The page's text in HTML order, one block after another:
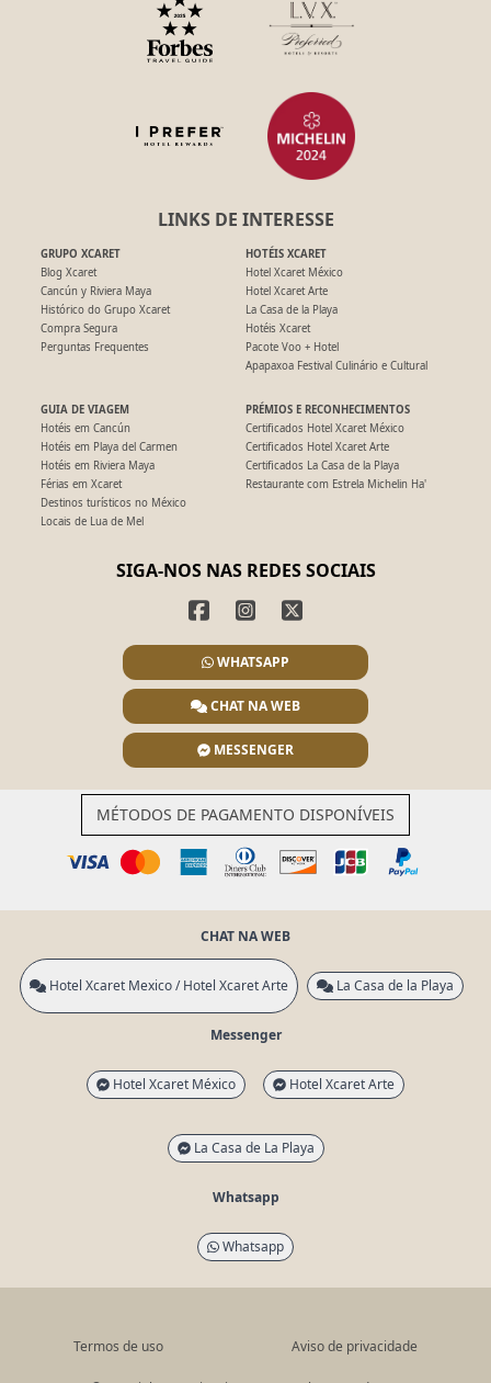
LINKS DE INTERESSE
GRUPO XCARET
Blog Xcaret
Cancún y Riviera Maya
Histórico do Grupo Xcaret
Compra Segura
Perguntas Frequentes
HOTÉIS XCARET
Hotel Xcaret México
Hotel Xcaret Arte
La Casa de la Playa
Hotéis Xcaret
Pacote Voo + Hotel
Apapaxoa Festival Culinário e Cultural
GUIA DE VIAGEM
Hotéis em Cancún
Hotéis em Playa del Carmen
Hotéis em Riviera Maya
Férias em Xcaret
Destinos turísticos no México
Locais de Lua de Mel
PRÉMIOS E RECONHECIMENTOS
Certificados Hotel Xcaret México
Certificados Hotel Xcaret Arte
Certificados La Casa de la Playa
Restaurante com Estrela Michelin Ha'
SIGA-NOS NAS REDES SOCIAIS
WHATSAPP
CHAT NA WEB
MESSENGER
MÉTODOS DE PAGAMENTO DISPONÍVEIS
CHAT NA WEB
Hotel Xcaret Mexico / Hotel Xcaret Arte La Casa de la Playa
Messenger
Hotel Xcaret México Hotel Xcaret Arte
La Casa de La Playa
Whatsapp
Whatsapp
Termos de uso Aviso de privacidade